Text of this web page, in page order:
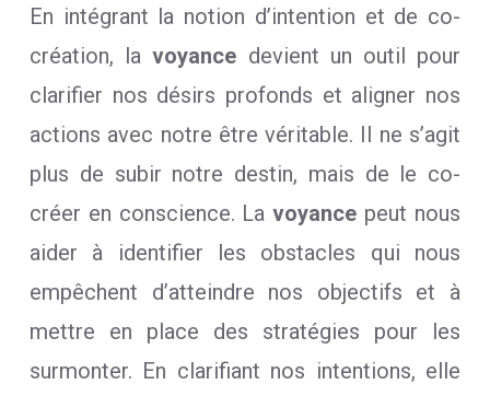
En intégrant la notion d’intention et de co-
création, lavoyance devient un outil pour
clarifier nos désirs profonds et aligner nos
actions avec notre être véritable. Il ne s’agit
plus de subir notre destin, mais de le co-
créer en conscience. Lavoyance peut nous
aider à identifier les obstacles qui nous
empêchent d’atteindre nos objectifs et à
mettre en place des stratégies pour les
surmonter. En clarifiant nos intentions, elle